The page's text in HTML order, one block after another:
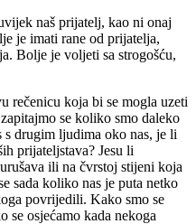
naš prijatelj, kao ni onaj
je imati rane od prijatelja,
Bolje je voljeti sa strogošću,
rečenicu koja bi se mogla uzeti
se koliko smo daleko
s drugim ljudima oko nas, je li
prijateljstava? Jesu li
ili na čvrstoj stijeni koja
sada koliko nas je puta netko
povrijedili. Kako smo se
se osjećamo kada nekoga